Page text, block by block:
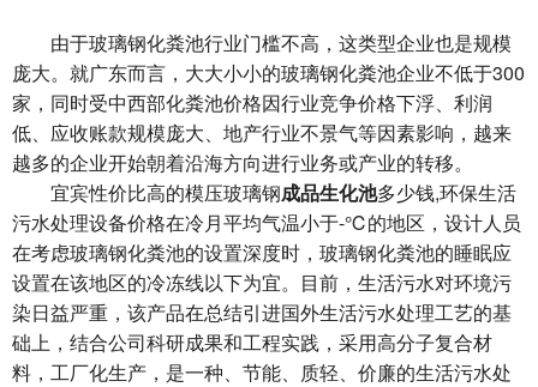
由于玻璃钢化粪池行业门槛不高，这类型企业也是规模
庞大。就广东而言，大大小小的玻璃钢化粪池企业不低于300
家，同时受中西部化粪池价格因行业竞争价格下浮、利润
低、应收账款规模庞大、地产行业不景气等因素影响，越来
越多的企业开始朝着沿海方向进行业务或产业的转移。
宜宾性价比高的模压玻璃钢成品生化池多少钱,环保生活
污水处理设备价格在冷月平均气温小于-℃的地区，设计人员
在考虑玻璃钢化粪池的设置深度时，玻璃钢化粪池的睡眠应
设置在该地区的冷冻线以下为宜。目前，生活污水对环境污
染日益严重，该产品在总结引进国外生活污水处理工艺的基
础上，结合公司科研成果和工程实践，采用高分子复合材
料，工厂化生产，是一种、节能、质轻、价廉的生活污水处